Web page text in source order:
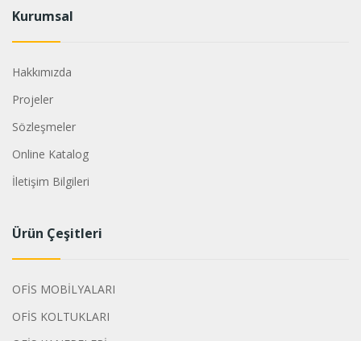
Kurumsal
Hakkımızda
Projeler
Sözleşmeler
Online Katalog
İletişim Bilgileri
Ürün Çeşitleri
OFİS MOBİLYALARI
OFİS KOLTUKLARI